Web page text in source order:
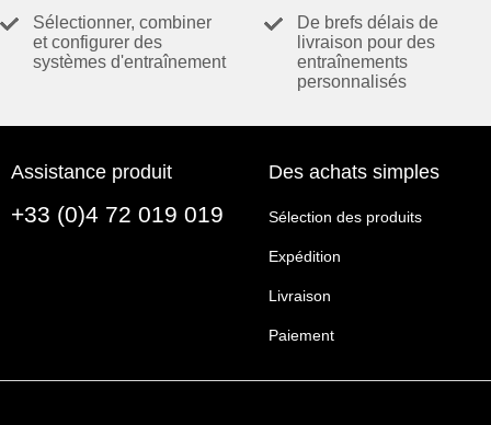
Sélectionner, combiner
et configurer des
systèmes d'entraînement
De brefs délais de
livraison pour des
entraînements
personnalisés
Assistance produit
+33 (0)4 72 019 019
Des achats simples
Sélection des produits
Expédition
Livraison
Paiement